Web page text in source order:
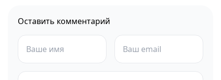
Оставить комментарий